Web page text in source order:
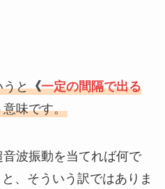
うと《一定の間隔で出る
意味です。
波振動を当てれば何で
、そういう訳ではありま